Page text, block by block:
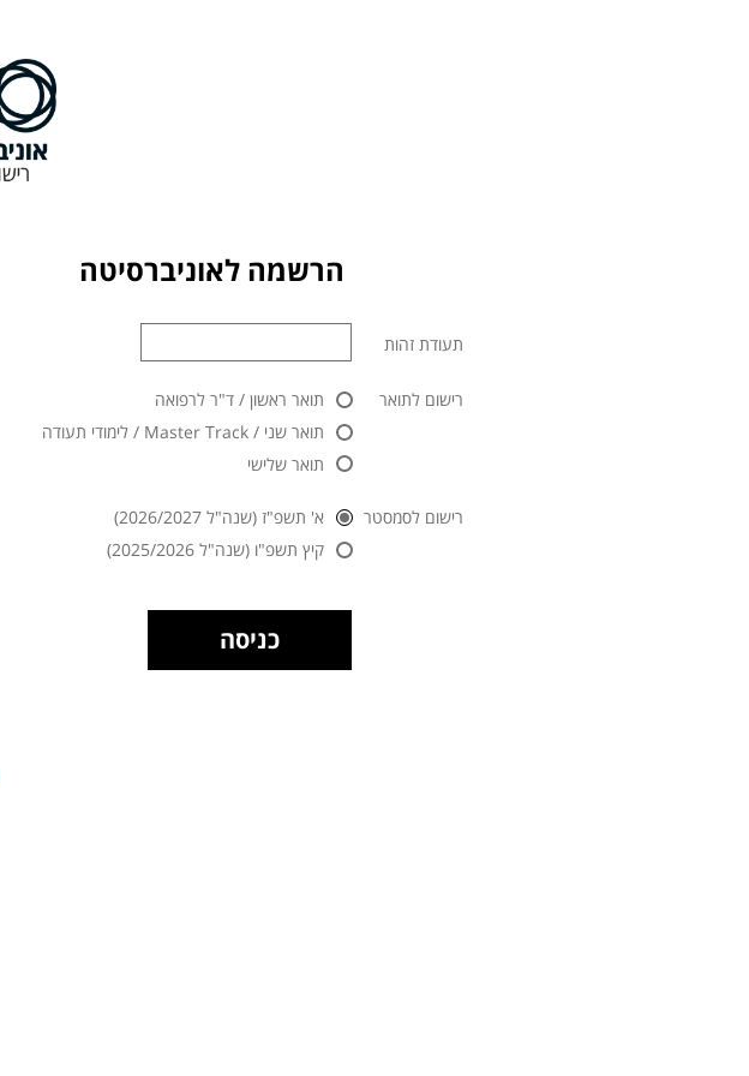
הרשמה לאוניברסיטה
תעודת זהות
רישום לתואר
תואר ראשון / ד"ר לרפואה
תואר שני / Master Track / לימודי תעודה
תואר שלישי
רישום לסמסטר
א' תשפ"ז (שנה"ל 2026/2027)
קיץ תשפ"ו (שנה"ל 2025/2026)